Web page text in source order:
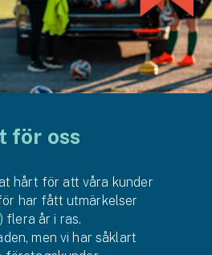
för oss
hårt för att våra kunder
har fått utmärkelser
flera år i ras.
men vi har såklart